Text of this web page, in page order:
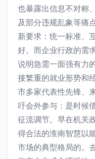
也暴露出信息不对称
及部分违规乱象等痛
新要求：统一标准、
好。而企业行政的需
说明急需一面强有力
接繁重的就业形势和
市多家代表性先锋、
吁会外参与：是时候
征流调节。早在机关
得合法的淮南智慧以
市场的典型格局的。